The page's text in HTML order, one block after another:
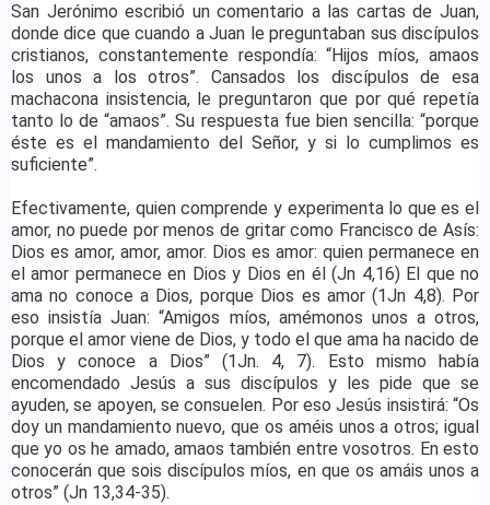
San Jerónimo escribió un comentario a las cartas de Juan,
donde dice que cuando a Juan le preguntaban sus discípulos
cristianos, constantemente respondía: “Hijos míos, amaos
los unos a los otros”. Cansados los discípulos de esa
machacona insistencia, le preguntaron que por qué repetía
tanto lo de “amaos”. Su respuesta fue bien sencilla: “porque
éste es el mandamiento del Señor, y si lo cumplimos es
suficiente”.
Efectivamente, quien comprende y experimenta lo que es el
amor, no puede por menos de gritar como Francisco de Asís:
Dios es amor, amor, amor. Dios es amor: quien permanece en
el amor permanece en Dios y Dios en él (Jn 4,16) El que no
ama no conoce a Dios, porque Dios es amor (1Jn 4,8). Por
eso insistía Juan: “Amigos míos, amémonos unos a otros,
porque el amor viene de Dios, y todo el que ama ha nacido de
Dios y conoce a Dios” (1Jn. 4, 7). Esto mismo había
encomendado Jesús a sus discípulos y les pide que se
ayuden, se apoyen, se consuelen. Por eso Jesús insistirá: “Os
doy un mandamiento nuevo, que os améis unos a otros; igual
que yo os he amado, amaos también entre vosotros. En esto
conocerán que sois discípulos míos, en que os amáis unos a
otros” (Jn 13,34-35).